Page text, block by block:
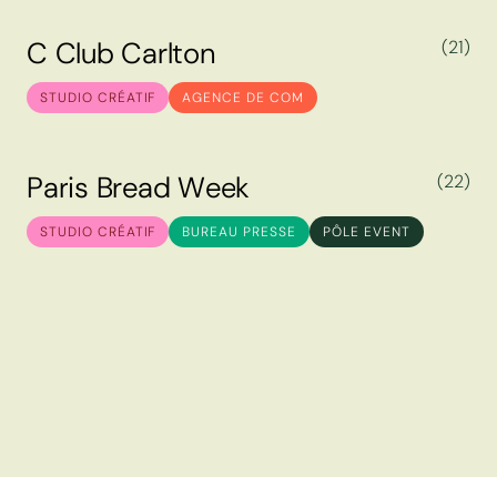
C
C
C
C
l
l
u
u
b
b
C
C
a
a
r
r
l
l
t
t
o
o
n
n
STUDIO CRÉATIF AGENCE DE COM
(21)
P
P
a
a
r
r
i
i
s
s
B
B
r
r
e
e
a
a
d
d
W
W
e
e
e
e
k
k
STUDIO CRÉATIF BUREAU PRESSE PÔLE EVENT
(22)